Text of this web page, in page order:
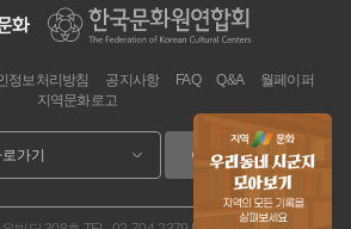
이동
정보처리방침 공지사항 FAQ Q&A
월페이퍼
지역문화로고